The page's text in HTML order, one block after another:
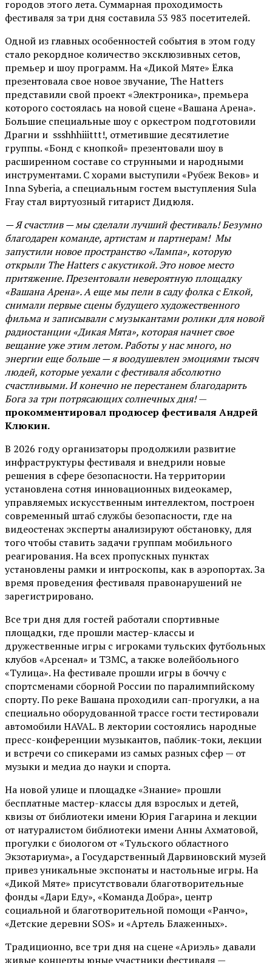
городов этого лета. Суммарная проходимость
фестиваля за три дня составила 53 983 посетителей.
Одной из главных особенностей события в этом году
стало рекордное количество эксклюзивных сетов,
премьер и шоу программ. На «Дикой Мяте» Ёлка
презентовала свое новое звучание, The Hatters
представили свой проект «Электроника», премьера
которого состоялась на новой сцене «Вашана Арена».
Большие специальные шоу с оркестром подготовили
Драгни и ssshhhiiittt!, отметившие десятилетие
группы. «Бонд с кнопкой» презентовали шоу в
расширенном составе со струнными и народными
инструментами. С хорами выступили «Рубеж Веков» и
Inna Syberia, а специальным гостем выступления Sula
Fray стал виртуозный гитарист Дидюля.
— Я счастлив — мы сделали лучший фестиваль! Безумно
благодарен команде, артистам и партнерам! Мы
запустили новое пространство «Лампа», которую
открыли The Hatters с акустикой. Это новое место
притяжение. Презентовали невероятную площадку
«Вашана Арена». А еще мы пели в саду фолка с Елкой,
снимали первые сцены будущего художественного
фильма и записывали с музыкантами ролики для новой
радиостанции «Дикая Мята», которая начнет свое
вещание уже этим летом. Работы у нас много, но
энергии еще больше — я воодушевлен эмоциями тысяч
людей, которые уехали с фестиваля абсолютно
счастливыми. И конечно не перестанем благодарить
Бога за три потрясающих солнечных дня!—
прокомментировал продюсер фестиваля Андрей
Клюкин.
В 2026 году организаторы продолжили развитие
инфраструктуры фестиваля и внедрили новые
решения в сфере безопасности. На территории
установлена сотня инновационных видеокамер,
управляемых искусственным интеллектом, построен
современный штаб службы безопасности, где на
видеостенах эксперты анализируют обстановку, для
того чтобы ставить задачи группам мобильного
реагирования. На всех пропускных пунктах
установлены рамки и интроскопы, как в аэропортах. За
время проведения фестиваля правонарушений не
зарегистрировано.
Все три дня для гостей работали спортивные
площадки, где прошли мастер-классы и
дружественные игры с игроками тульских футбольных
клубов «Арсенал» и ТЗМС, а также волейбольного
«Тулица». На фестивале прошли игры в боччу с
спортсменами сборной России по паралимпийскому
спорту. По реке Вашана проходили сап-прогулки, а на
специально оборудованной трассе гости тестировали
автомобили HAVAL. В лектории состоялись народные
пресс-конференции музыкантов, паблик-токи, лекции
и встречи со спикерами из самых разных сфер — от
музыки и медиа до науки и спорта.
На новой улице и площадке «Знание» прошли
бесплатные мастер-классы для взрослых и детей,
квизы от библиотеки имени Юрия Гагарина и лекции
от натуралистом библиотеки имени Анны Ахматовой,
прогулки с биологом от «Тульского областного
Экзотариума», а Государственный Дарвиновский музей
привез уникальные экспонаты и настольные игры. На
«Дикой Мяте» присутствовали благотворительные
фонды «Дари Еду», «Команда Добра», центр
социальной и благотворительной помощи «Ранчо»,
«Детские деревни SOS» и «Артель Блаженных».
Традиционно, все три дня на сцене«Ариэль» давали
живые концерты юные участники фестиваля —